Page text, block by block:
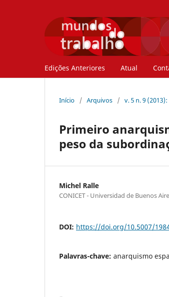
Edições Anteriores Atual
Início / Arquivos / v. 5 n. 9
Primeiro
peso da
Michel Ralle
CONICET - Universidad de Buenos
DOI: https://doi.org/10.5007/
Palavras-chave: anarquismo